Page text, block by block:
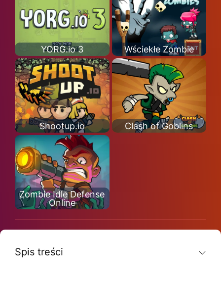
YORG.io 3 Wściekłe Zombie
Shootup.io Clash of Goblins
Zombie Idle Defense
Online
Spis treści